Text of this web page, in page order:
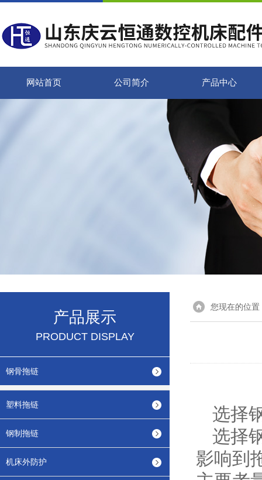
网站首页 公司简介 产品中心
产品展示
PRODUCT DISPLAY
钢骨拖链
塑料拖链
钢制拖链
机床外防护
您现在的位置
选择
选择
影响到